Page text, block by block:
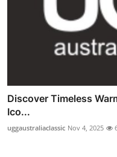
Discover Timeless
Ico...
uggaustraliaclassic Nov 4, 2025